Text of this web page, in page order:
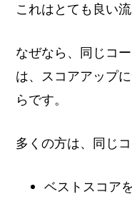
これはとても良い流
なぜなら、同じコ
は、スコアアップ
らです。
多くの方は、同じ
ベストスコア